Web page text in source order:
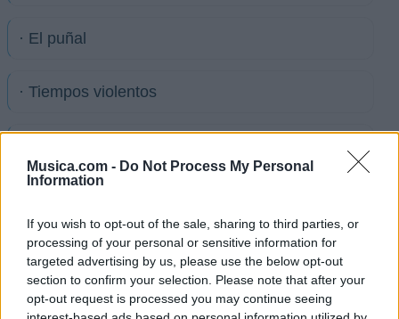
Musica.com - Do Not Process My Personal
Information
If you wish to opt-out of the sale, sharing to third parties, or
processing of your personal or sensitive information for
targeted advertising by us, please use the below opt-out
section to confirm your selection. Please note that after your
opt-out request is processed you may continue seeing
· El puñal
· Tiempos violentos
El Disparo
Ver todas sus letras por orden alfabético